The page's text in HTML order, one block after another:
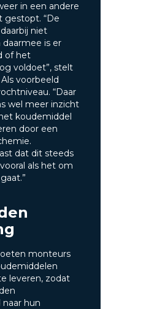
in een andere
gestopt. “De
niet
is er
of het
voldoet”, stelt
voorbeeld
“Daar
wel meer inzicht
koudemiddel
door een
dat dit steeds
als het om
monteurs
leveren, zodat
hun